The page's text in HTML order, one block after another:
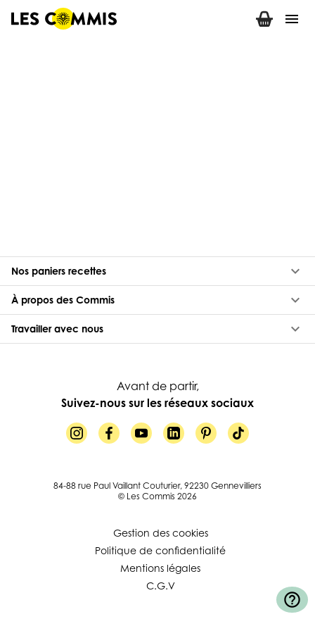
menu
Nos paniers recettes keyboard_arrow_down
À propos des Commis keyboard_arrow_down
Travailler avec nous keyboard_arrow_down
Avant de partir,
Suivez-nous sur les réseaux sociaux
84-88 rue Paul Vaillant Couturier, 92230 Gennevilliers
© Les Commis 2026
Gestion des cookies
Politique de confidentialité
Mentions légales
C.G.V
help_outline